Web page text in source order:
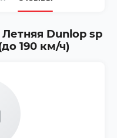
Dunlop sp
190 км/ч)